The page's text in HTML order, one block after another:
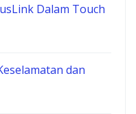
Dalam Touch
dan